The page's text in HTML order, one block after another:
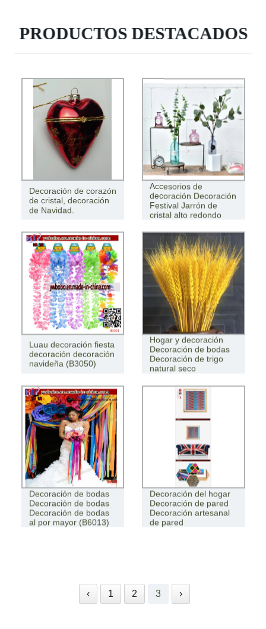
PRODUCTOS DESTACADOS
Decoración de corazón
de cristal, decoración
de Navidad.
Accesorios de
decoración Decoración
Festival Jarrón de
cristal alto redondo
Luau decoración fiesta
decoración decoración
navideña (B3050)
Hogar y decoración
Decoración de bodas
Decoración de trigo
natural seco
Decoración de bodas
Decoración de bodas
Decoración de bodas
al por mayor (B6013)
Decoración del hogar
Decoración de pared
Decoración artesanal
de pared
‹ 1 2 3 ›